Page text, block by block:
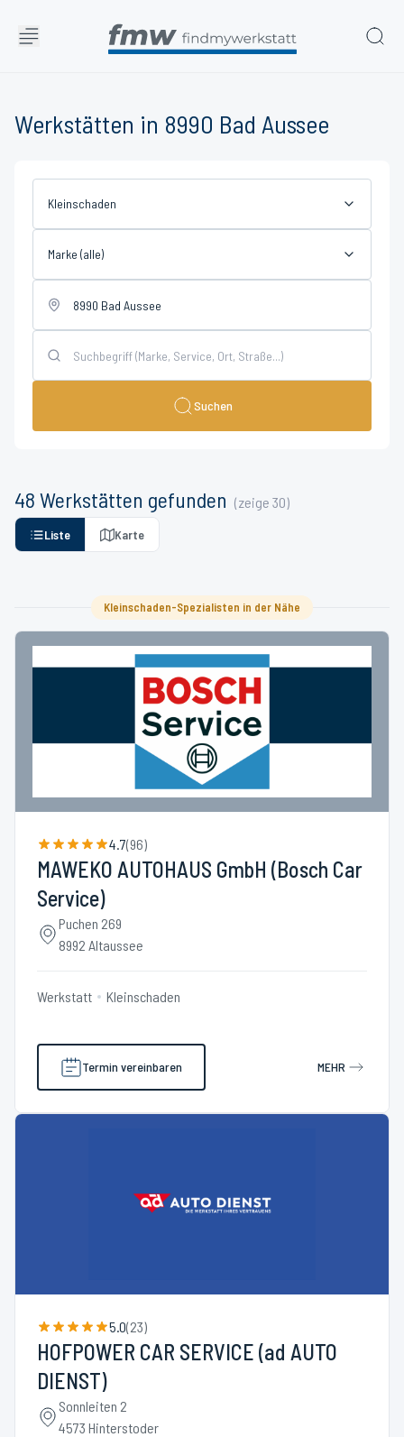
Werkstätten in 8990 Bad Aussee
Kleinschaden
Marke (alle)
Suchen
48 Werkstätten gefunden (zeige 30)
Liste Karte
Kleinschaden-Spezialisten in der Nähe
4.7(96)
MAWEKO AUTOHAUS GmbH (Bosch Car
Service)
Puchen 269
8992 Altaussee
Werkstatt Kleinschaden
Termin vereinbaren MEHR
5.0(23)
HOFPOWER CAR SERVICE (ad AUTO
DIENST)
Sonnleiten 2
4573 Hinterstoder